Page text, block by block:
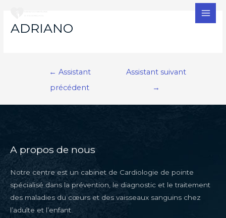
ADRIANO
Navigation
← Assistant
précédent
Assistant suivant
→
A propos de nous
Notre centre est un cabinet de Cardiologie de pointe
spécialisé dans la prévention, le diagnostic et le traitement
des maladies du cœurs et des vaisseaux sanguins chez
l’adulte et l’enfant.